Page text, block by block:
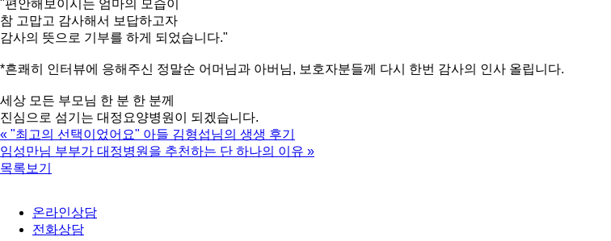
"편안해보이시는 엄마의 모습이
참 고맙고 감사해서 보답하고자
감사의 뜻으로 기부를 하게 되었습니다."
*흔쾌히 인터뷰에 응해주신 정말순 어머님과 아버님, 보호자분들께 다시 한번 감사의 인사 올립니다.
세상 모든 부모님 한 분 한 분께
진심으로 섬기는 대정요양병원이 되겠습니다.
« "최고의 선택이었어요" 아들 김형섭님의 생생 후기
임성만님 부부가 대정병원을 추천하는 단 하나의 이유 »
목록보기
온라인상담
전화상담